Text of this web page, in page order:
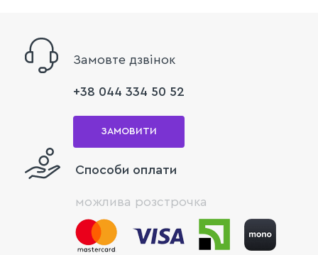
Замовте дзвінок
+38 044 334 50 52
ЗАМОВИТИ
Способи оплати
можлива розстрочка